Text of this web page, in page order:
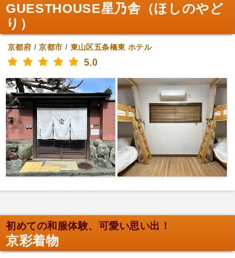
GUESTHOUSE星乃舎（ほしのやど
り）
京都府 /京都市 / 東山区五条橋東 ホテル
5.0
初めての和服体験、可愛い思い出！
京彩着物